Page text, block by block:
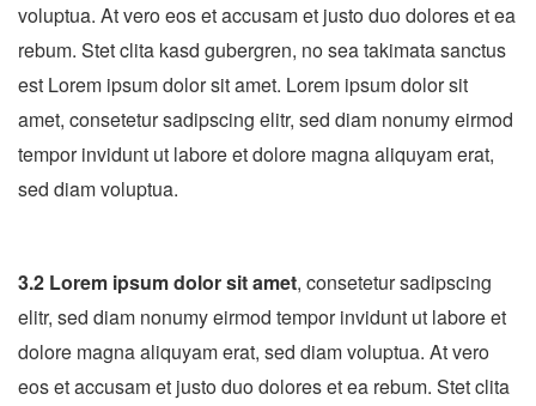
voluptua. At vero eos et accusam et justo duo dolores et ea
rebum. Stet clita kasd gubergren, no sea takimata sanctus
est Lorem ipsum dolor sit amet. Lorem ipsum dolor sit
amet, consetetur sadipscing elitr, sed diam nonumy eirmod
tempor invidunt ut labore et dolore magna aliquyam erat,
sed diam voluptua.
3.2 Lorem ipsum dolor sit amet, consetetur sadipscing
elitr, sed diam nonumy eirmod tempor invidunt ut labore et
dolore magna aliquyam erat, sed diam voluptua. At vero
eos et accusam et justo duo dolores et ea rebum. Stet clita